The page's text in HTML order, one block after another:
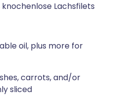
Lachsfilets
oil, plus more for
carrots, and/or
sliced